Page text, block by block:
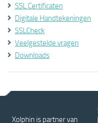
SSL Certificaten
Digitale Handtekeningen
SSLCheck
Veelgestelde vragen
Downloads
Xolphin is partner van